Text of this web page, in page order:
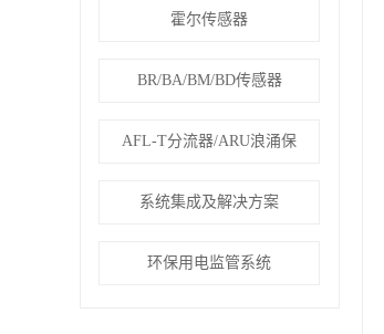
霍尔传感器
BR/BA/BM/BD传感器
AFL-T分流器/ARU浪涌保
系统集成及解决方案
环保用电监管系统